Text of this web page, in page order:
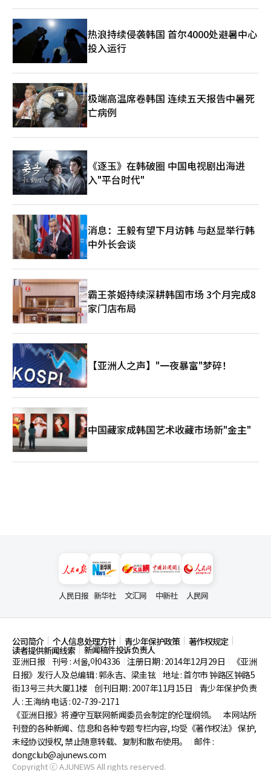
是突出前瞻布局。在数字经济、绿色产业与高技术领域深化合作，
使FTA不断适应全球经济结构变化。 当下的东亚，既是全球经济增
长的重要引擎，也面临地缘政治不确定性的考验。在这一背景下，
中韩FTA的意义已超越双边经贸安排本身，有潜力成为区域稳定的
重要制度支柱。经济相互依存不仅是发展动力，也是缓释冲突的重
要机制；持续合作所积累的信任，更是区域和平最坚实的基础。
“萨德”所带来的波折，已成为过去。当前更重要的问题在于：如
何在修复中实现超越，在合作中构建新秩序。中韩FTA正是这一进
程的起点与试金石。唯有秉持相互尊重与均衡发展的原则，推动协
定走向更高水平的完善，中韩合作方能真正成为支撑东亚长期和平
热浪持续侵袭韩国 首尔4000处避暑中心
投入运行
极端高温席卷韩国 连续五天报告中暑死
亡病例
《逐玉》在韩破圈 中国电视剧出海进
入"平台时代"
消息：王毅有望下月访韩 与赵显举行韩
中外长会谈
霸王茶姬持续深耕韩国市场 3个月完成8
家门店布局
【亚洲人之声】"一夜暴富"梦碎！
中国藏家成韩国艺术收藏市场新"金主"
人民日报 新华社 文汇网 中新社 人民网
公司简介 个人信息处理方针 青少年保护政策 著作权规定
读者提供新闻线索
新闻稿件投诉负责人
亚洲日报
刊号 : 서울,아04336 注册日期 : 2014年12月29日
《亚洲
日报》发行人及总编辑 : 郭永吉、梁圭铉 地址 : 首尔市钟路区钟路5
街13号三共大厦11楼 创刊日期 : 2007年11月15日
青少年保护负责
人 : 王海纳 电话 : 02-739-2171
《亚洲日报》将遵守互联网新闻委员会制定的伦理纲领。
本网站所
刊登的各种新闻、信息和各种专题专栏内容, 均受《著作权法》 保护,
未经协议授权, 禁止随意转载、复制和散布使用。
邮件 :
dongclub@ajunews.com
Copyright ⓒ AJUNEWS All rights reserved.